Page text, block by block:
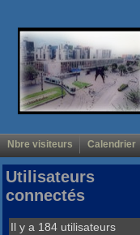
Nbre visiteurs Calendrier
Utilisateurs
connectés
Il y a 184 utilisateurs